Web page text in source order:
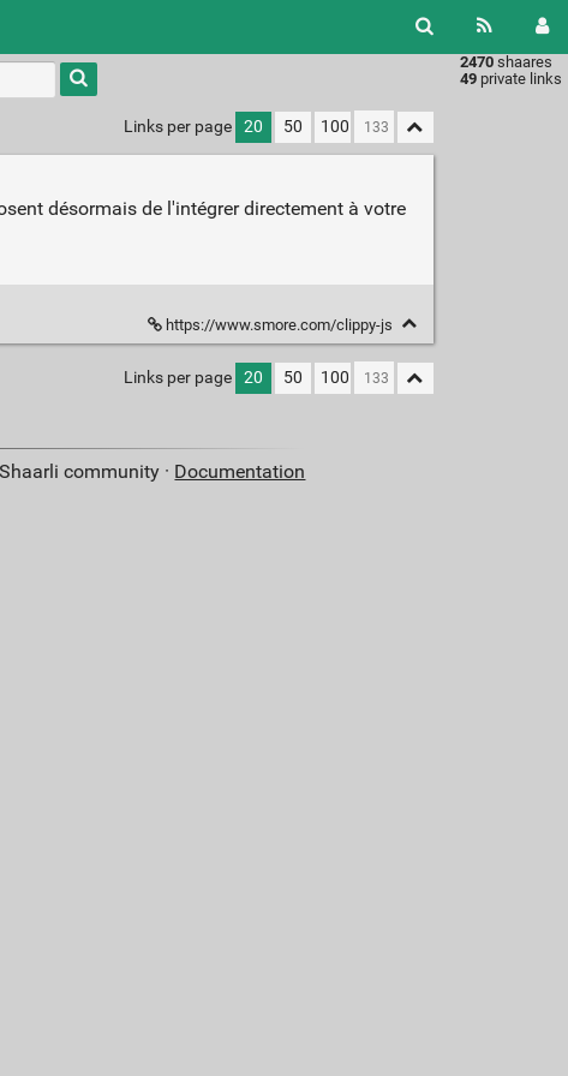
2470 shaares
49 private links
Links per page 20 50 100
désormais de l'intégrer directement à votre
https://www.smore.com/clippy-js
Links per page 20 50 100
community · Documentation